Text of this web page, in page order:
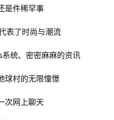
是件稀罕事
表了时尚与潮流
统、密密麻麻的资讯
球村的无限憧憬
次网上聊天